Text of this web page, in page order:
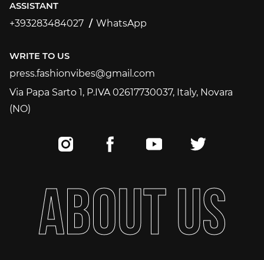
ASSISTANT
+393283484027
WhatsApp
WRITE TO US
press.fashionvibes@gmail.com
press.fashionvibes@gmail.com
Via Papa Sarto 1, P.IVA 02617730037, Italy, Novara
(NO)
ABOUTUS